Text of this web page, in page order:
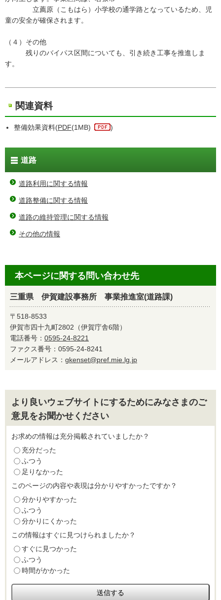
立薦原（こもはら）小学校の通学路となっているため、児
童の安全が確保されます。
（４）その他
残りのバイパス区間についても、引き続き工事を推進しま
す。
関連資料
整備効果資料(PDF(1MB) )
道路
道路利用に関する情報
道路整備に関する情報
道路の維持管理に関する情報
その他の情報
本ページに関する問い合わせ先
三重県 伊賀建設事務所 事業推進室(道路課)
〒518-8533
伊賀市四十九町2802（伊賀庁舎6階）
電話番号： 0595-24-8221
ファクス番号：0595-24-8241
メールアドレス： gkenset@pref.mie.lg.jp
より良いウェブサイトにするためにみなさまのご
意見をお聞かせください
お求めの情報は充分掲載されていましたか？
充分だった
ふつう
足りなかった
このページの内容や表現は分かりやすかったですか？
分かりやすかった
ふつう
分かりにくかった
この情報はすぐに見つけられましたか？
すぐに見つかった
ふつう
時間がかかった